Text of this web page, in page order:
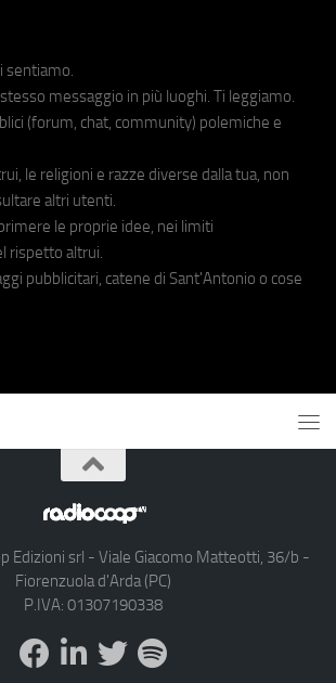
sentiamo.
messaggio in più luoghi. Ti leggiamo.
(forum, chat, community) polemiche e
le religioni e razze diverse dalla tua, non
altri utenti.
le proprie idee, nei limiti
rispetto altrui.
pubblicitari, catene di Sant'Antonio o cose
Edizioni srl - Viale Giacomo Matteotti, 36/b -
Fiorenzuola d'Arda (PC)
P.IVA: 01307190338